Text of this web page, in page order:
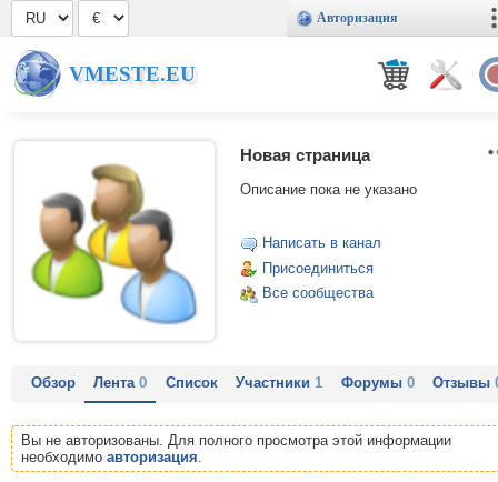
Авторизация
VMESTE.EU
Новая страница
Описание пока не указано
Написать в канал
Присоединиться
Все сообщества
Обзор Лента0 Список Участники1 Форумы 0 Отзывы
Вы не авторизованы. Для полного просмотра этой информации
необходимо авторизация.